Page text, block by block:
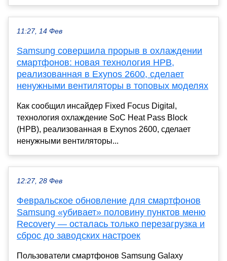
11:27, 14 Фев
Samsung совершила прорыв в охлаждении
смартфонов: новая технология HPB,
реализованная в Exynos 2600, сделает
ненужными вентиляторы в топовых моделях
Как сообщил инсайдер Fixed Focus Digital,
технология охлаждение SoC Heat Pass Block
(HPB), реализованная в Exynos 2600, сделает
ненужными вентиляторы...
12:27, 28 Фев
Февральское обновление для смартфонов
Samsung «убивает» половину пунктов меню
Recovery — осталась только перезагрузка и
сброс до заводских настроек
Пользователи смартфонов Samsung Galaxy